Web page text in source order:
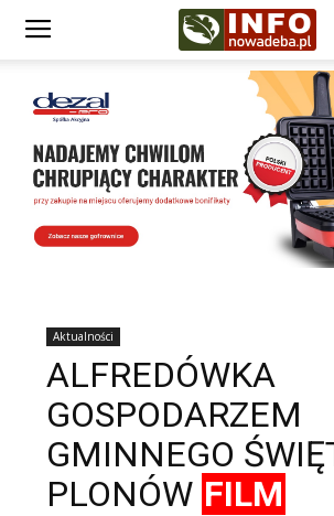
Aktualności
ALFREDÓWKA
GOSPODARZEM
GMINNEGO
PLONÓW FILM